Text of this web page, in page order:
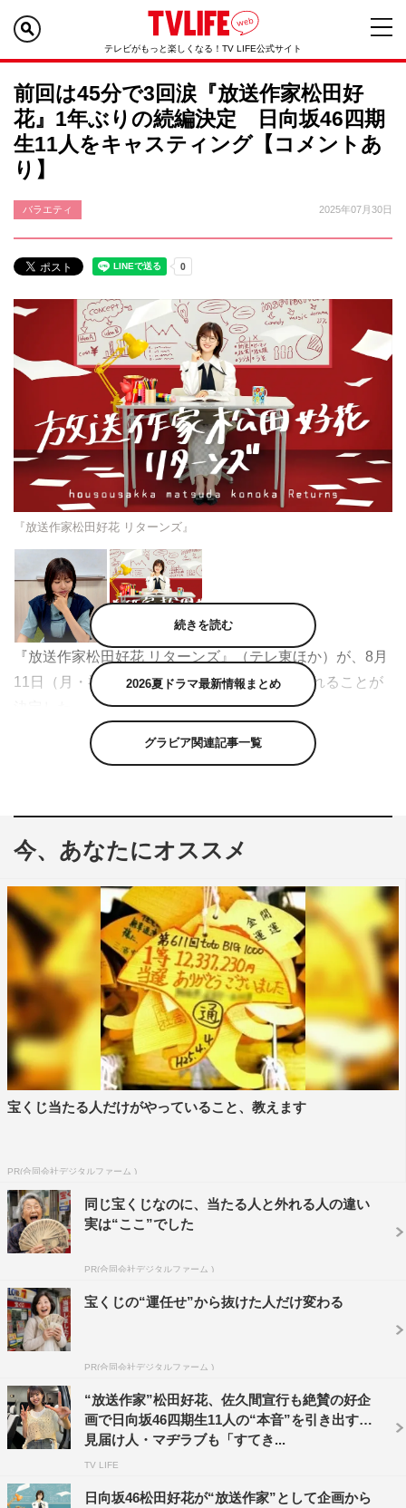
テレビがもっと楽しくなる！TV LIFE公式サイト
前回は45分で3回涙『放送作家松田好
花』1年ぶりの続編決定 日向坂46四期
生11人をキャスティング【コメントあ
り】
バラエティ 2025年07月30日
『放送作家松田好花 リターンズ』
『放送作家松田好花 リターンズ』（テレ東ほか）が、8月
11日（月・祝）午前10時05分～11時に放送されることが
この番組は、日向坂46・松田好花が放送作家として企画か
年8月、実際に放送作家に挑戦し、番組を放送することに
本作成、収録まで全てを担当。完全ガチの過酷さに、45分
間の放送中に3度涙。終了後にラジオ出演した際にも、番
組サイドに対するクレームを訴えていた。
そんな番組が再始動。今回は企画の根幹だけでなく、ロケ
のシチュエーションやキャスティングなど細部にわたる全
てを松田が考案。そして、出演者に選んだのは日向坂46四
期生の11人（石塚瑶季、小西夏菜実、清水理央、正源司陽
子、竹内希来里、平尾帆夏、平岡海月、藤嶌果歩、宮地す
みれ、山下葉留花、渡辺莉奈）。映画に舞台にバラエティ
期待が高まる。
松田好花（日向坂46）コメント
続編が決まったことへの衝撃と前作があまりに刺激的だっ
りません！2回目ならではのプレッシャーはありますが、
心のワクワクを信じて楽しみながら頑張ります！ぜひご覧
ください！
番組企画・演出 町田拓哉 コメント
昨年のロケ終了後、10年はやりたくないです。と言われて
いたのですが、どうにか続編ができることになりました。
前回の経験があるので、今回はアドバイスなどもあまりせ
続きを読む
2026夏ドラマ最新情報まとめ
グラビア関連記事一覧
今、あなたにオススメ
宝くじ当たる人だけがやっていること、教えます
PR(合同会社デジタルファーム )
同じ宝くじなのに、当たる人と外れる人の違い
実は“ここ”でした
PR(合同会社デジタルファーム )
宝くじの“運任せ”から抜けた人だけ変わる
PR(合同会社デジタルファーム )
“放送作家”松田好花、佐久間宣行も絶賛の好企
画で日向坂46四期生11人の“本音”を引き出す
見届け人・マヂラブも「すてき...
TV LIFE
日向坂46松田好花が“放送作家”として企画から